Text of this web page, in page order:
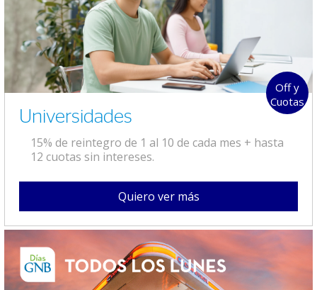
Off y
Cuotas
Universidades
15% de reintegro de 1 al 10 de cada mes + hasta
12 cuotas sin intereses.
Quiero ver más